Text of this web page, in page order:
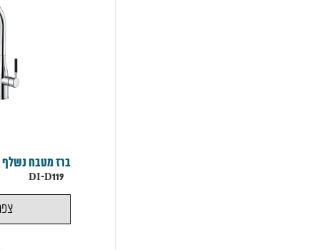
ברז מטבח נשלף
DI-D119